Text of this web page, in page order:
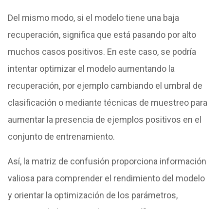
Del mismo modo, si el modelo tiene una baja
recuperación, significa que está pasando por alto
muchos casos positivos. En este caso, se podría
intentar optimizar el modelo aumentando la
recuperación, por ejemplo cambiando el umbral de
clasificación o mediante técnicas de muestreo para
aumentar la presencia de ejemplos positivos en el
conjunto de entrenamiento.
Así, la matriz de confusión proporciona información
valiosa para comprender el rendimiento del modelo
y orientar la optimización de los parámetros,